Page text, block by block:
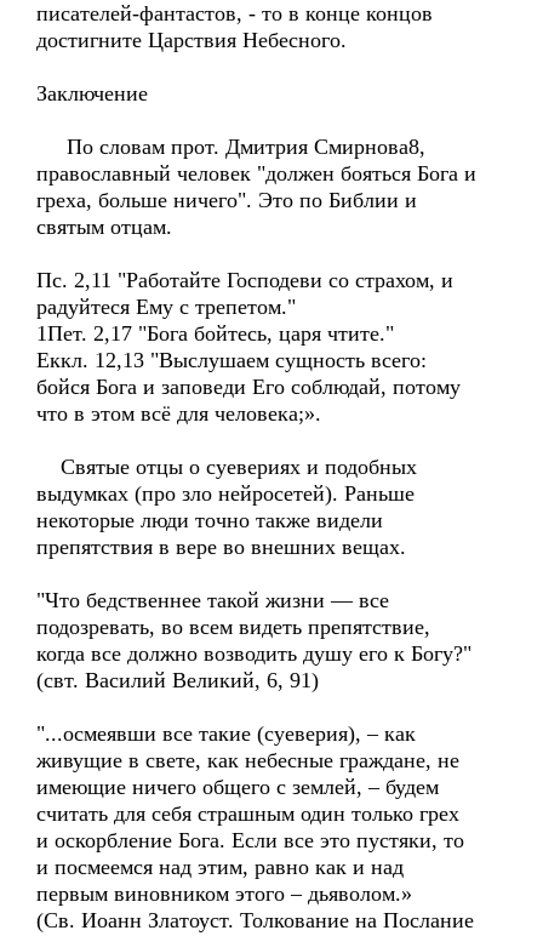
писателей-фантастов, - то в конце концов
достигните Царствия Небесного.
Заключение
По словам прот. Дмитрия Смирнова8,
православный человек "должен бояться Бога и
греха, больше ничего". Это по Библии и
святым отцам.
Пс. 2,11 "Работайте Господеви со страхом, и
радуйтеся Ему с трепетом."
1Пет. 2,17 "Бога бойтесь, царя чтите."
Еккл. 12,13 "Выслушаем сущность всего:
бойся Бога и заповеди Его соблюдай, потому
что в этом всё для человека;».
Святые отцы о суевериях и подобных
выдумках (про зло нейросетей). Раньше
некоторые люди точно также видели
препятствия в вере во внешних вещах.
"Что бедственнее такой жизни — все
подозревать, во всем видеть препятствие,
когда все должно возводить душу его к Богу?"
(свт. Василий Великий, 6, 91)
"...осмеявши все такие (суеверия), – как
живущие в свете, как небесные граждане, не
имеющие ничего общего с землей, – будем
считать для себя страшным один только грех
и оскорбление Бога. Если все это пустяки, то
и посмеемся над этим, равно как и над
первым виновником этого – дьяволом.»
(Св. Иоанн Златоуст. Толкование на Послание